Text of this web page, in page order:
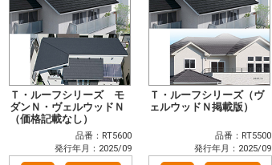
Ｔ・ルーフシリーズ モ
ダンＮ・ヴェルウッドＮ
（価格記載なし）
品番：RT5600
発行年月：2025/09
Ｔ・ルーフシリーズ（ヴ
ェルウッドＮ掲載版）
品番：RT5500
発行年月：2025/09